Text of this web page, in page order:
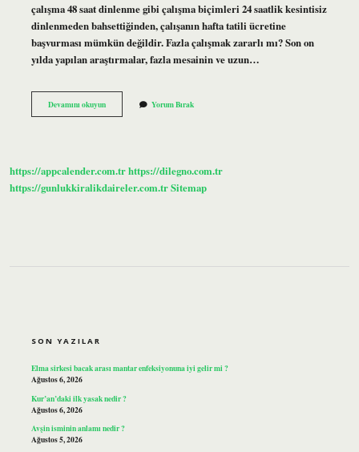
çalışma 48 saat dinlenme gibi çalışma biçimleri 24 saatlik kesintisiz
dinlenmeden bahsettiğinden, çalışanın hafta tatili ücretine
başvurması mümkün değildir. Fazla çalışmak zararlı mı? Son on
yılda yapılan araştırmalar, fazla mesainin ve uzun…
Devamını okuyun12
Saat
Yorum Bırak
https://appcalender.com.trhttps://dilegno.com.tr
https://gunlukkiralikdaireler.com.trSitemap
SON YAZILAR
Elma sirkesi bacak arası mantar enfeksiyonuna iyi gelir mi ?
Ağustos 6, 2026
Kur’an’daki ilk yasak nedir ?
Ağustos 6, 2026
Avşin isminin anlamı nedir ?
Ağustos 5, 2026